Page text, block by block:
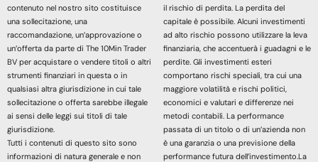
contenuto nel nostro sito costituisce
una sollecitazione, una
raccomandazione, un’approvazione o
un’offerta da parte di The 10Min Trader
BV per acquistare o vendere titoli o altri
strumenti finanziari in questa o in
qualsiasi altra giurisdizione in cui tale
sollecitazione o offerta sarebbe illegale
ai sensi delle leggi sui titoli di tale
giurisdizione.
Tutti i contenuti di questo sito sono
informazioni di natura generale e non
il rischio di perdita. La perdita del
capitale è possibile. Alcuni investimenti
ad alto rischio possono utilizzare la leva
finanziaria, che accentuerà i guadagni e le
perdite. Gli investimenti esteri
comportano rischi speciali, tra cui una
maggiore volatilità e rischi politici,
economici e valutari e differenze nei
metodi contabili. La performance
passata di un titolo o di un’azienda non
è una garanzia o una previsione della
performance futura dell’investimento.La